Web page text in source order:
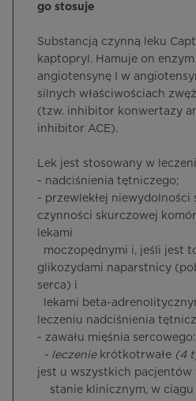
go stosuje
Substancją czynną leku
kaptopryl. Hamuje on
angiotensynę I w
silnych właściwościach
(tzw. inhibitor konwertazy
inhibitor ACE).
Lek jest stosowany w
- nadciśnienia tętniczego;
- przewlekłej niewydolności
czynności skurczowej
lekami
moczopędnymi i, jeśli jest
glikozydami naparstnicy
serca) i
lekami beta-
leczeniu nadciśnienia
- zawału mięśnia sercowego:
- leczenie krótkotrwałe (4
jest u wszystkich pacjentów
stanie klinicznym, w ciągu